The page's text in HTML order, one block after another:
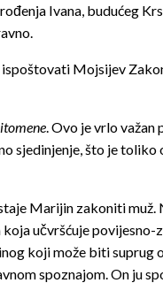
Ivana, budućeg
Mojsijev
. Ovo je vrlo važan
sjedinjenje, što je
Marijin zakoniti
učvršćuje
koji može biti
spoznajom. On ju